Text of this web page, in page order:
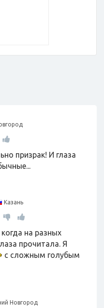
призрак! И глаза
Казань
на разных
прочитала. Я
с сложным голубым
Новгород